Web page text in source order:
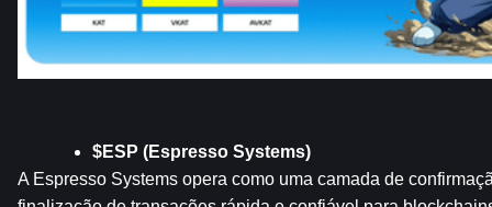
$ESP (Espresso Systems)
A Espresso Systems opera como uma camada de